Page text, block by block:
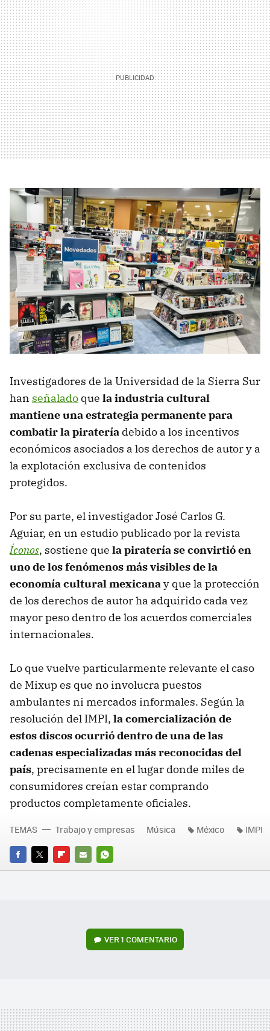
Investigadores de la Universidad de la Sierra Sur
han señalado que la industria cultural
mantiene una estrategia permanente para
combatir la piratería debido a los incentivos
económicos asociados a los derechos de autor y a
la explotación exclusiva de contenidos
protegidos.
Por su parte, el investigador José Carlos G.
Aguiar, en un estudio publicado por la revista
Íconos, sostiene que la piratería se convirtió en
uno de los fenómenos más visibles de la
economía cultural mexicana y que la protección
de los derechos de autor ha adquirido cada vez
mayor peso dentro de los acuerdos comerciales
internacionales.
Lo que vuelve particularmente relevante el caso
de Mixup es que no involucra puestos
ambulantes ni mercados informales. Según la
resolución del IMPI, la comercialización de
estos discos ocurrió dentro de una de las
cadenas especializadas más reconocidas del
país, precisamente en el lugar donde miles de
consumidores creían estar comprando
productos completamente oficiales.
FACEBOOK
TWITTERFLIPBOARD
E-
WHATSAPP
TEMAS Trabajo y empresas Música México IMPI
VER1 COMENTARIO